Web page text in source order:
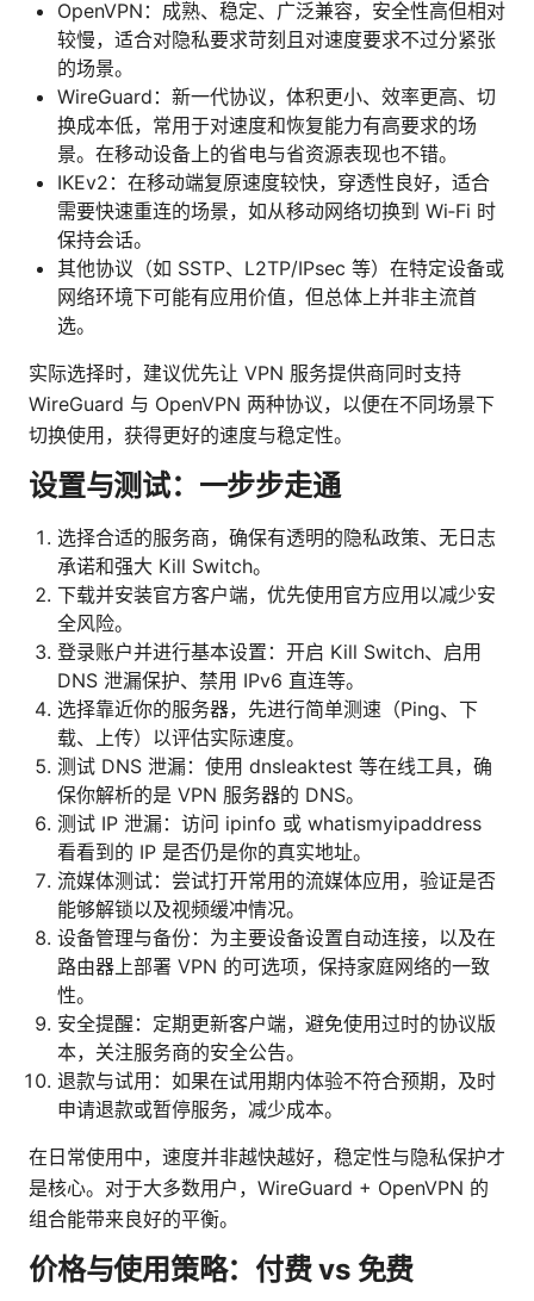
OpenVPN：成熟、稳定、广泛兼容，安全性高但相对
较慢，适合对隐私要求苛刻且对速度要求不过分紧张
的场景。
WireGuard：新一代协议，体积更小、效率更高、切
换成本低，常用于对速度和恢复能力有高要求的场
景。在移动设备上的省电与省资源表现也不错。
IKEv2：在移动端复原速度较快，穿透性良好，适合
需要快速重连的场景，如从移动网络切换到 Wi‑Fi 时
保持会话。
其他协议（如 SSTP、L2TP/IPsec 等）在特定设备或
网络环境下可能有应用价值，但总体上并非主流首
选。
实际选择时，建议优先让 VPN 服务提供商同时支持
WireGuard 与 OpenVPN 两种协议，以便在不同场景下
切换使用，获得更好的速度与稳定性。
设置与测试：一步步走通
选择合适的服务商，确保有透明的隐私政策、无日志
承诺和强大 Kill Switch。
下载并安装官方客户端，优先使用官方应用以减少安
全风险。
登录账户并进行基本设置：开启 Kill Switch、启用
DNS 泄漏保护、禁用 IPv6 直连等。
选择靠近你的服务器，先进行简单测速（Ping、下
载、上传）以评估实际速度。
测试 DNS 泄漏：使用 dnsleaktest 等在线工具，确
保你解析的是 VPN 服务器的 DNS。
测试 IP 泄漏：访问 ipinfo 或 whatismyipaddress
看看到的 IP 是否仍是你的真实地址。
流媒体测试：尝试打开常用的流媒体应用，验证是否
能够解锁以及视频缓冲情况。
设备管理与备份：为主要设备设置自动连接，以及在
路由器上部署 VPN 的可选项，保持家庭网络的一致
性。
安全提醒：定期更新客户端，避免使用过时的协议版
本，关注服务商的安全公告。
退款与试用：如果在试用期内体验不符合预期，及时
申请退款或暂停服务，减少成本。
在日常使用中，速度并非越快越好，稳定性与隐私保护才
是核心。对于大多数用户，WireGuard + OpenVPN 的
组合能带来良好的平衡。
价格与使用策略：付费 vs 免费